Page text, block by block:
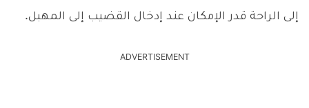
إلى الراحة قدر الإمكان عند إدخال القضيب إلى المهبل.
ADVERTISEMENT